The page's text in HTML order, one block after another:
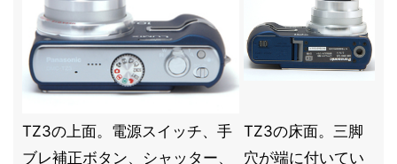
TZ3の上面。電源スイッチ、手
ブレ補正ボタン、シャッター、
TZ3の床面。三脚
穴が端に付いてい